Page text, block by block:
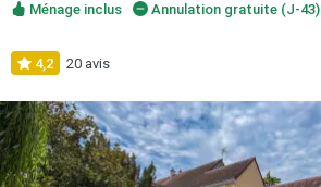
Ménage inclus Annulation gratuite (J-43)
4,2 20 avis